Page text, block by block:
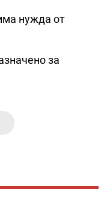
нужда от
за